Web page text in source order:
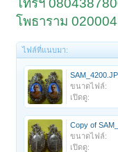
โทรฯ
โพธาราม
ไฟล์ที่แนบมา:
ขนาดไฟล์:
เปิดดู:
Copy of
ขนาดไฟล์:
เปิดดู: